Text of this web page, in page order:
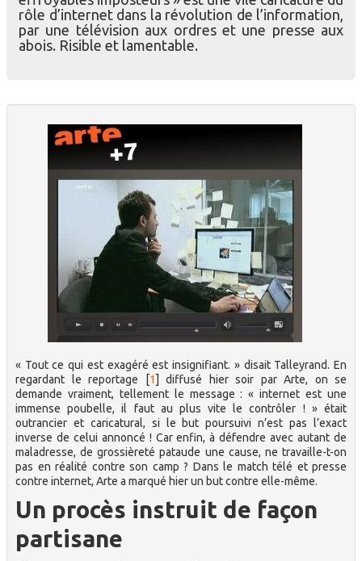
rôle d’internet dans la révolution de l’information,
par une télévision aux ordres et une presse aux
abois. Risible et lamentable.
« Tout ce qui est exagéré est insignifiant. » disait Talleyrand. En
regardant le reportage [1] diffusé hier soir par Arte, on se
demande vraiment, tellement le message : « internet est une
immense poubelle, il faut au plus vite le contrôler ! » était
outrancier et caricatural, si le but poursuivi n’est pas l’exact
inverse de celui annoncé ! Car enfin, à défendre avec autant de
maladresse, de grossièreté pataude une cause, ne travaille-t-on
pas en réalité contre son camp ? Dans le match télé et presse
contre internet, Arte a marqué hier un but contre elle-même.
Un procès instruit de façon
partisane